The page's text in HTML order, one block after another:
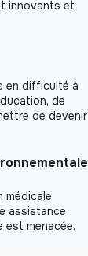
innovants et
en difficulté à
de
de devenir
médicale
assistance
est menacée.